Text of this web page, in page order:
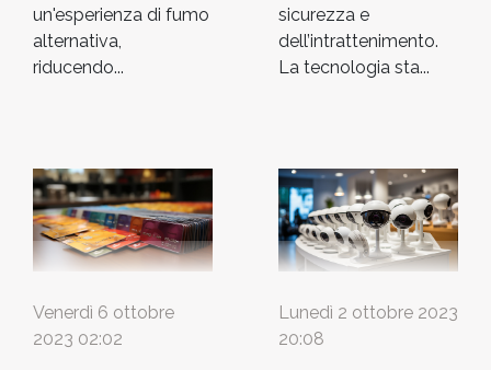
un'esperienza di fumo
alternativa,
riducendo...
sicurezza e
dell’intrattenimento.
La tecnologia sta...
Venerdì 6 ottobre
2023 02:02
Lunedì 2 ottobre 2023
20:08